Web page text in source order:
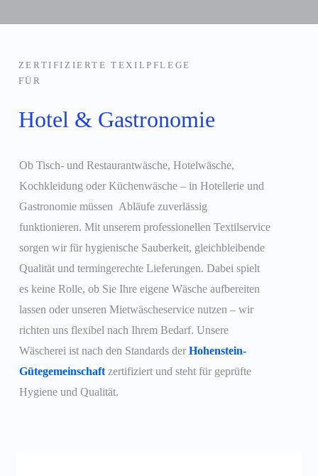
ZERTIFIZIERTE TEXILPFLEGE
FÜR
Hotel & Gastronomie
Ob Tisch- und Restaurantwäsche, Hotelwäsche,
Kochkleidung oder Küchenwäsche – in Hotellerie und
Gastronomie müssen Abläufe zuverlässig
funktionieren. Mit unserem professionellen Textilservice
sorgen wir für hygienische Sauberkeit, gleichbleibende
Qualität und termingerechte Lieferungen. Dabei spielt
es keine Rolle, ob Sie Ihre eigene Wäsche aufbereiten
lassen oder unseren Mietwäscheservice nutzen – wir
richten uns flexibel nach Ihrem Bedarf. Unsere
Wäscherei ist nach den Standards der Hohenstein-
Gütegemeinschaftzertifiziert und steht für geprüfte
Hygiene und Qualität.